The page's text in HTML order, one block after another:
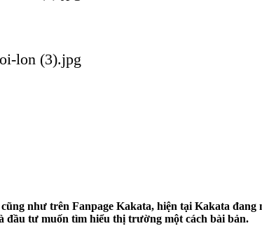
như trên Fanpage Kakata, hiện tại Kakata đang
đầu tư muốn tìm hiểu thị trường một cách bài bản.